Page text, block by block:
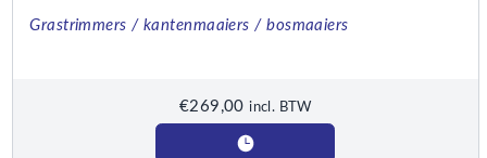
Grastrimmers / kantenmaaiers / bosmaaiers
€269,00 incl. BTW